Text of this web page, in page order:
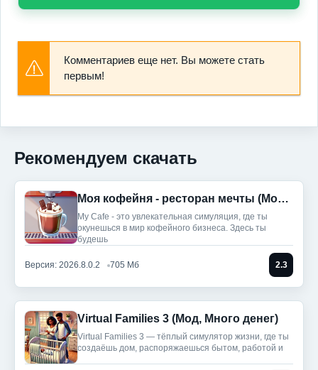
Комментариев еще нет. Вы можете стать
первым!
Рекомендуем скачать
Моя кофейня - ресторан мечты (Мод меню)
My Cafe - это увлекательная симуляция, где ты
окунешься в мир кофейного бизнеса. Здесь ты
будешь
Версия: 2026.8.0.2 705 Мб 2.3
Virtual Families 3 (Мод, Много денег)
Virtual Families 3 — тёплый симулятор жизни, где ты
создаёшь дом, распоряжаешься бытом, работой и